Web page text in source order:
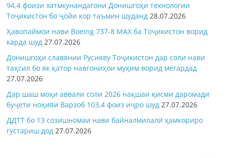
94,4 фоизи хатмкунандагони Донишгоҳи технологии
Тоҷикистон бо ҷойи кор таъмин шуданд 28.07.2026
Ҳавопаймои нави Boeing 737-8 MAX ба Тоҷикистон ворид
карда шуд 27.07.2026
Донишгоҳи славянии Русияву Тоҷикистон дар соли нави
таҳсил бо як қатор навгониҳои муҳим ворид мегардад
27.07.2026
Дар шаш моҳи аввали соли 2026 нақшаи қисми даромади
буҷети ноҳияи Варзоб 103,4 фоиз иҷро шуд 27.07.2026
ДДТТ бо 13 созишномаи нави байналмилалӣ ҳамкориро
густариш дод 27.07.2026